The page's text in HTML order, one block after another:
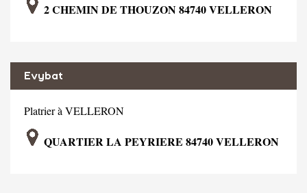
2 CHEMIN DE THOUZON 84740 VELLERON
Evybat
Platrier à VELLERON
QUARTIER LA PEYRIERE 84740 VELLERON